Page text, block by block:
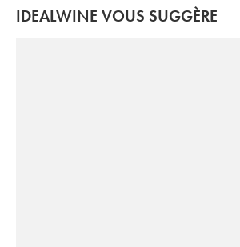
IDEALWINE VOUS SUGGÈRE